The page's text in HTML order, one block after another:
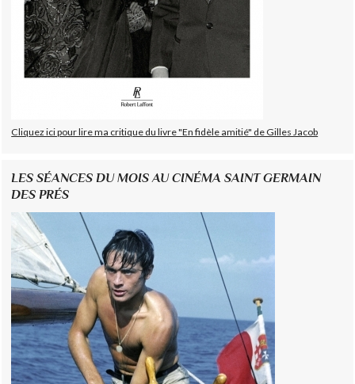
Cliquez ici pour lire ma critique du livre "En fidèle amitié" de Gilles Jacob
LES SÉANCES DU MOIS AU CINÉMA SAINT GERMAIN
DES PRÉS